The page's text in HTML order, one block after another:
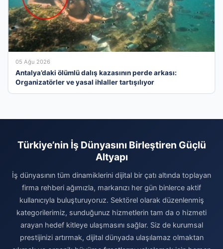
05 Ağu 2026
Antalya’daki ölümlü dalış kazasının perde arkası:
Organizatörler ve yasal ihlaller tartışılıyor
Türkiye’nin İş Dünyasını Birleştiren Güçlü
Altyapı
İş dünyasının tüm dinamiklerini dijital bir çatı altında toplayan
firma rehberi ağımızla, markanızı her gün binlerce aktif
kullanıcıyla buluşturuyoruz. Sektörel olarak düzenlenmiş
kategorilerimiz, sunduğunuz hizmetlerin tam da o hizmeti
arayan hedef kitleye ulaşmasını sağlar. Siz de kurumsal
prestijinizi artırmak, dijital dünyada ulaşılamaz olmaktan